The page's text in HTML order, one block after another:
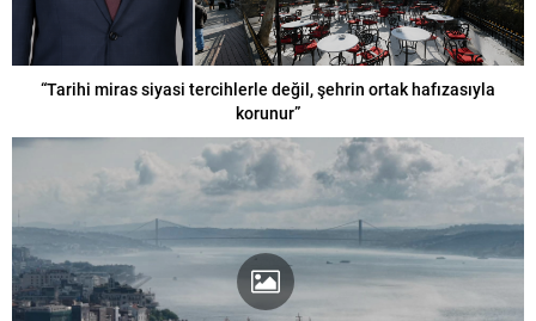
“Tarihi miras siyasi tercihlerle değil, şehrin ortak hafızasıyla
korunur”